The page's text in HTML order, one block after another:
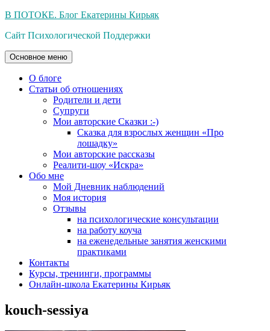
Перейти
содержимому
В ПОТОКЕ. Блог Екатерины Кирьяк
Сайт Психологической Поддержки
Основное меню
О блоге
Статьи об отношениях
Родители и дети
Супруги
Мои авторские Сказки :-)
Сказка для взрослых женщин «Про
лошадку»
Мои авторские рассказы
Реалити-шоу «Искра»
Обо мне
Мой Дневник наблюдений
Моя история
Отзывы
на психологические консультации
на работу коуча
на еженедельные занятия женскими
практиками
Контакты
Курсы, тренинги, программы
Онлайн-школа Екатерины Кирьяк
kouch-sessiya